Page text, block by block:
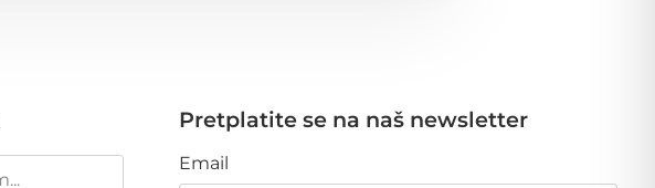
Pretplatite se na naš newsletter
Email